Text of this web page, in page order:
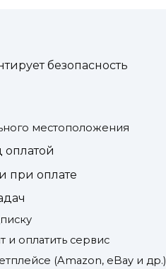
безопасность
местоположения
оплатой
при оплате
и оплатить сервис
(Amazon, eBay и др.)